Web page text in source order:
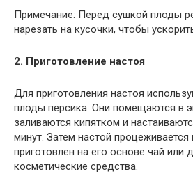
Примечание: Перед сушкой плоды
нарезать на кусочки, чтобы
2. Приготовление настоя
Для приготовления настоя
плоды персика. Они помещаются в
заливаются кипятком и
минут. Затем настой
приготовлен на его основе чай или
косметические средства.